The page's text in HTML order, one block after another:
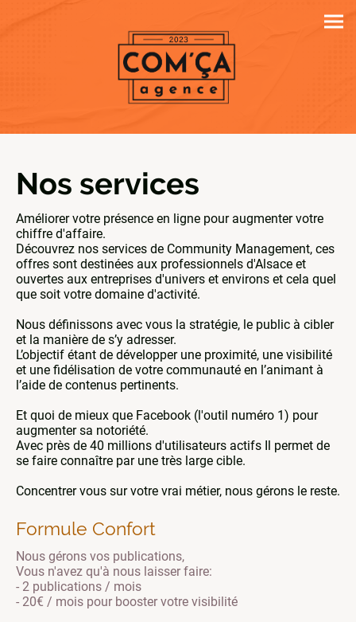
Nos services
Améliorer votre présence en ligne pour augmenter votre
chiffre d'affaire.
Découvrez nos services de Community Management, ces
offres sont destinées aux professionnels d'Alsace et
ouvertes aux entreprises d'univers et environs et cela quel
que soit votre domaine d'activité.
Nous définissons avec vous la stratégie, le public à cibler
et la manière de s’y adresser.
L’objectif étant de développer une proximité, une visibilité
et une fidélisation de votre communauté en l’animant à
l’aide de contenus pertinents.
Et quoi de mieux que Facebook (l'outil numéro 1) pour
augmenter sa notoriété.
Avec près de 40 millions d'utilisateurs actifs Il permet de
se faire connaître par une très large cible.
Concentrer vous sur votre vrai métier, nous gérons le reste.
Formule Confort
Nous gérons vos publications,
Vous n'avez qu'à nous laisser faire:
- 2 publications / mois
- 20€ / mois pour booster votre visibilité